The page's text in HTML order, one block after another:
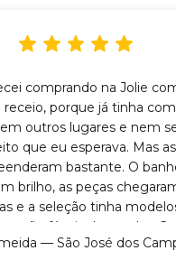
comprando na Jolie
porque já tinha
outros lugares e nem
que eu esperava. Mas
bastante. O
brilho, as peças
e a seleção tinha
são fáceis de vender.
porque não parece
— São José dos